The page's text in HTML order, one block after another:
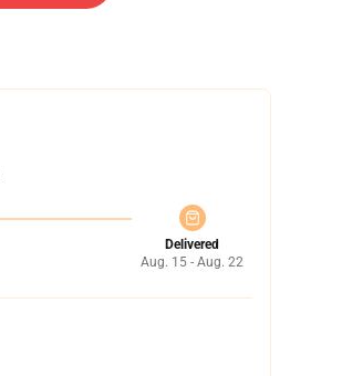
Delivered
Aug. 15 - Aug. 22